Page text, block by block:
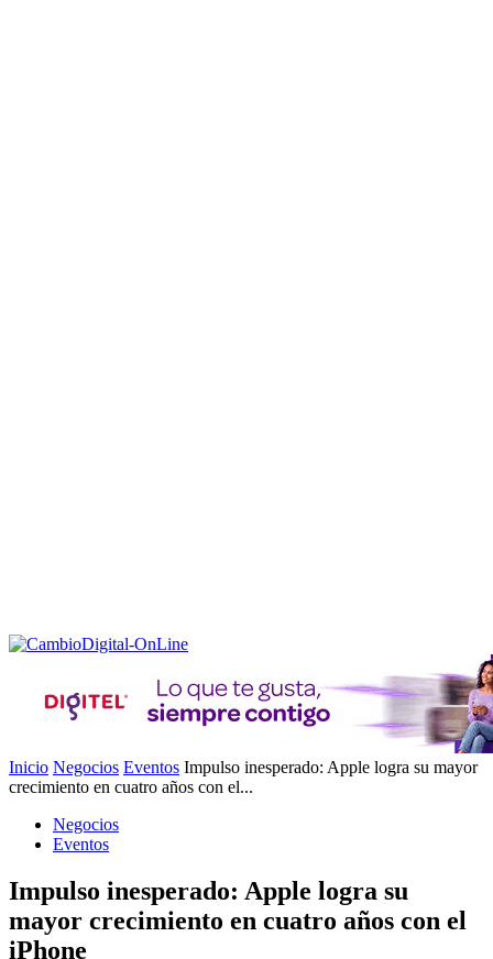
Inicio Negocios Eventos Impulso inesperado: Apple logra su mayor
crecimiento en cuatro años con el...
Negocios
Eventos
Impulso inesperado: Apple logra su
mayor crecimiento en cuatro años con el
iPhone